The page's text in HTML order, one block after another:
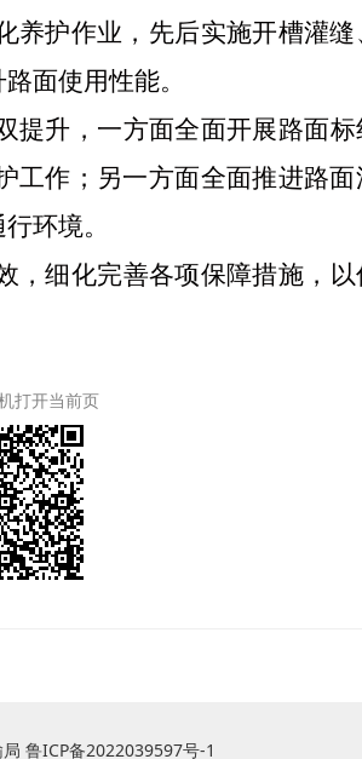
护作业，先后实施开槽灌
面使用性能。
提升，一方面全面开展路面
作；另一方面全面推进路
环境。
细化完善各项保障措施，
打开当前页
鲁ICP备2022039597号-1